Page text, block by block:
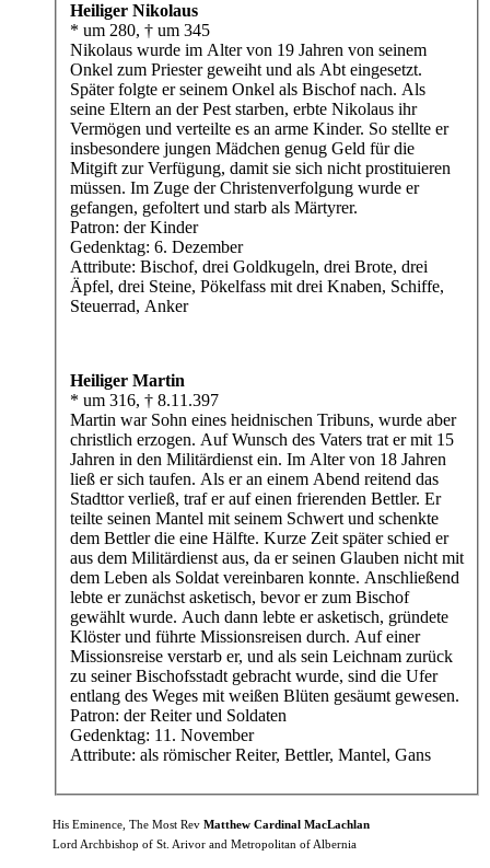
Heiliger Nikolaus
* um 280, † um 345
Nikolaus wurde im Alter von 19 Jahren von seinem
Onkel zum Priester geweiht und als Abt eingesetzt.
Später folgte er seinem Onkel als Bischof nach. Als
seine Eltern an der Pest starben, erbte Nikolaus ihr
Vermögen und verteilte es an arme Kinder. So stellte er
insbesondere jungen Mädchen genug Geld für die
Mitgift zur Verfügung, damit sie sich nicht prostituieren
müssen. Im Zuge der Christenverfolgung wurde er
gefangen, gefoltert und starb als Märtyrer.
Patron: der Kinder
Gedenktag: 6. Dezember
Attribute: Bischof, drei Goldkugeln, drei Brote, drei
Äpfel, drei Steine, Pökelfass mit drei Knaben, Schiffe,
Steuerrad, Anker
Heiliger Martin
* um 316, † 8.11.397
Martin war Sohn eines heidnischen Tribuns, wurde aber
christlich erzogen. Auf Wunsch des Vaters trat er mit 15
Jahren in den Militärdienst ein. Im Alter von 18 Jahren
ließ er sich taufen. Als er an einem Abend reitend das
Stadttor verließ, traf er auf einen frierenden Bettler. Er
teilte seinen Mantel mit seinem Schwert und schenkte
dem Bettler die eine Hälfte. Kurze Zeit später schied er
aus dem Militärdienst aus, da er seinen Glauben nicht mit
dem Leben als Soldat vereinbaren konnte. Anschließend
lebte er zunächst asketisch, bevor er zum Bischof
gewählt wurde. Auch dann lebte er asketisch, gründete
Klöster und führte Missionsreisen durch. Auf einer
Missionsreise verstarb er, und als sein Leichnam zurück
zu seiner Bischofsstadt gebracht wurde, sind die Ufer
entlang des Weges mit weißen Blüten gesäumt gewesen.
Patron: der Reiter und Soldaten
Gedenktag: 11. November
Attribute: als römischer Reiter, Bettler, Mantel, Gans
His Eminence, The Most Rev Matthew Cardinal MacLachlan
Lord Archbishop of St. Arivor and Metropolitan of Albernia